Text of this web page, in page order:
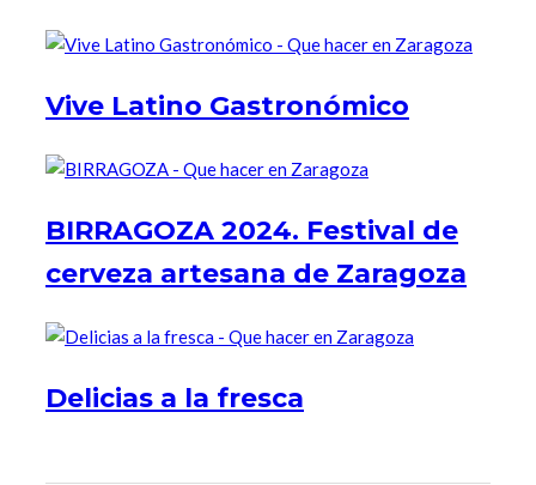
Vive Latino Gastronómico
BIRRAGOZA 2024. Festival de
cerveza artesana de Zaragoza
Delicias a la fresca